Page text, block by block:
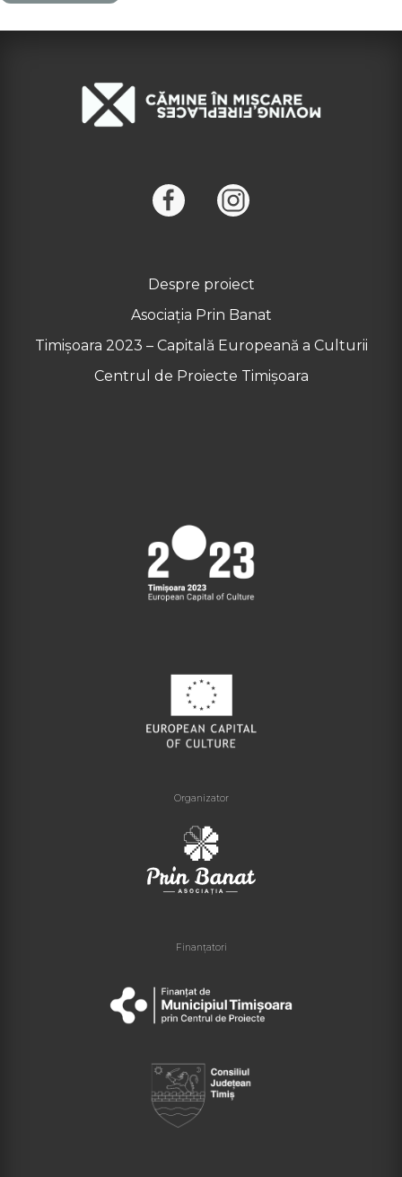
Despre proiect
Asociația Prin Banat
Timișoara 2023 – Capitală Europeană a Culturii
Centrul de Proiecte Timișoara
Organizator
Finanțatori